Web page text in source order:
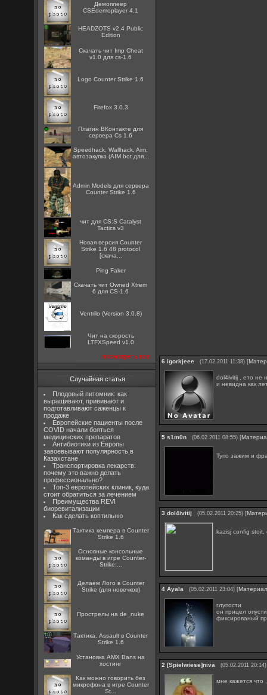
Демоплеер
CSEdemoplayer 4.1
HEADZOTS v2.4 Public
Edition
Скачать чит Imp Cheat
v1.0 для cs-1.6
Logo Counter Strike 1.6
Firefox 3.0.3
Плагин ВКонтакте для
сервера Cs 1.6
Speedhack, Wallhack, Aim,
автозакупка (AIM bot для...
Admin Models для сервера
Counter Strike 1.6
чит для CS:S Catalyst
Tactics v3
Новая версия Counter
Strike 1.6 48 protocol
[скача...
Ping Faker
Скачать чит Owned Xtrem
6 для CS-1.6
Ventrilo (Version 3.0.8)
Чит на скорость
LTFXSpeed v1.0
посмотреть все
Случайная статья
Плодовый питомник: как
выращивают, прививают и
подготавливают саженцы к
продаже
Европейские пациенты после
COVID начали бояться
медицинских препаратов
Антибиотики из Европы
завоевывают популярность в
Казахстане
Транспортировка лекарств:
почему это важно делать
профессионально?
Топ-3 европейских клиник, куда
стоит обратиться за лечением
Преимущества REVI
биоревитализации
Как сделать коптильню
Тактика кемпера в Counter
Strike 1.6
Основные консольные
команды в игре Counter-
Strike:...
Делаем Лого в Counter
Strike (для новечков)
Прострелы на de_nuke
Тактика. Assault в Counter
Strike 1.6
Установка AMX Bans на
хостинг
Как можно говорить без
микрофона в игре Counter
St...
6 igorkjeee (17.02.2011 11:38) [
dol4ivitij , ето не
и невидна как
5 s1m0n (06.02.2011 08:55) [
Тупо зажим и
3 dol4ivitij (05.02.2011 20:25) [
kazisj config
4 Ayala (05.02.2011 23:04) [
глупости
он прицел
фиксированый
2 [Spielwiese]niva (05.02.2011 20:14)
мне кажется что